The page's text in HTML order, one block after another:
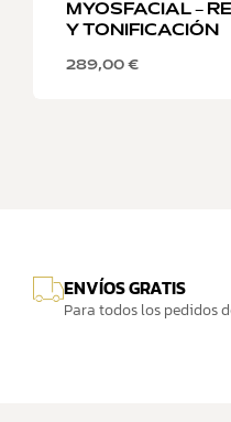
MYOSFACIAL –
Y TONIFICACIÓN
289,00 €
ENVÍOS GRATIS
Para todos los pedidos